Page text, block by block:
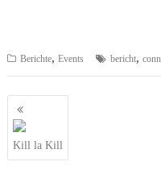
Berichte,Events bericht,
Beitragsnavigation
Kill la Kill